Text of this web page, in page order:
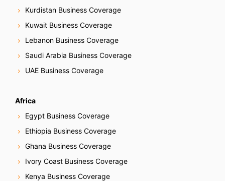
Kurdistan Business Coverage
Kuwait Business Coverage
Lebanon Business Coverage
Saudi Arabia Business Coverage
UAE Business Coverage
Africa
Egypt Business Coverage
Ethiopia Business Coverage
Ghana Business Coverage
Ivory Coast Business Coverage
Kenya Business Coverage